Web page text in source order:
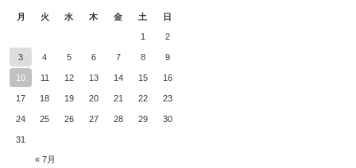
月 火 水 木 金 土 日
« 7月
1 2
3 4 5 6 7 8 9
10 11 12 13 14 15 16
17 18 19 20 21 22 23
24 25 26 27 28 29 30
31